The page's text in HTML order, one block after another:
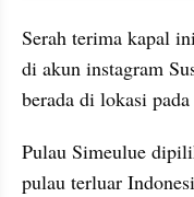
Serah terima kapal
di akun instagram
berada di lokasi
Pulau Simeulue
pulau terluar